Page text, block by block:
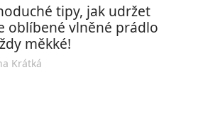
tipy, jak udržet
oblíbené vlněné prádlo
měkké!
Krátká